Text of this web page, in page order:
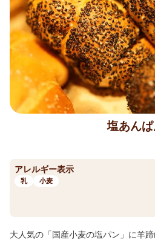
塩あん
アレルギー表示
乳 小麦
大人気の「国産小麦の塩パン」に羊蹄